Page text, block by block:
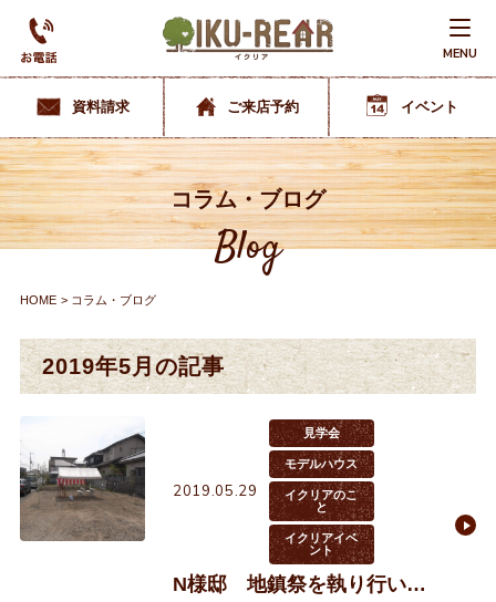
MENU
資料請求 ご来店予約 イベント
コラム・ブログ
Blog
HOME コラム・ブログ
2019年5月の記事
2019.05.29
見学会
モデルハウス
イクリアのこ
と
イクリアイベ
ント
N様邸 地鎮祭を執り行いま